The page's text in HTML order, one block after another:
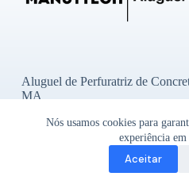
Nós usamos cookies para
experiência em
Aceitar
Aluguel de Perfuratriz de
MA
Aluguel de Perfuratriz de
Aluguel de Perfuratriz de
Aluguel de Perfuratriz de
Copyright © 2026 - Guia Metal-